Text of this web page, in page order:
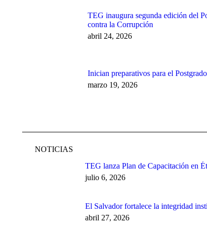
TEG inaugura segunda edición del
contra la Corrupción
abril 24, 2026
Inician preparativos para el
marzo 19, 2026
NOTICIAS
TEG lanza Plan de Capacitación en
julio 6, 2026
El Salvador fortalece la integridad
abril 27, 2026